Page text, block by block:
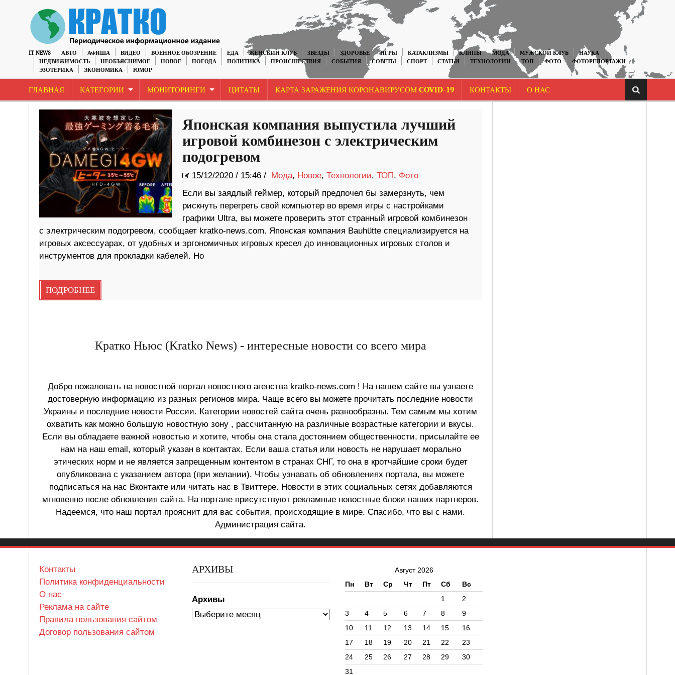
IT NEWS АВТО АФИША ВИДЕО ВОЕННОЕ ОБОЗРЕНИЕ ЕДА ЖЕНСКИЙ КЛУБ ЗВЕЗДЫ ЗДОРОВЬЕ ИГРЫ КАТАКЛИЗМЫ КЛИПЫ МОДА МУЖСКОЙ КЛУБ
НАУКА
НЕДВИЖИМОСТЬ
НЕОБЪЯСНИМОЕ НОВОЕ ПОГОДА ПОЛИТИКА ПРОИСШЕСТВИЯ СОБЫТИЯ СОВЕТЫ СПОРТ СТАТЬИ ТЕХНОЛОГИИ ТОП ФОТО
ФОТОРЕПОРТАЖИ
ЭЗОТЕРИКА
ЭКОНОМИКА ЮМОР
ГЛАВНАЯ КАТЕГОРИИ МОНИТОРИНГИ ЦИТАТЫ КАРТА ЗАРАЖЕНИЯ КОРОНАВИРУСОМ COVID-19 КОНТАКТЫ О НАС
Японская компания выпустила лучший
игровой комбинезон с электрическим
подогревом
15/12/2020/ 15:46 / Мода, Новое, Технологии, ТОП, Фото
Если вы заядлый геймер, который предпочел бы замерзнуть, чем
рискнуть перегреть свой компьютер во время игры с настройками
графики Ultra, вы можете проверить этот странный игровой комбинезон
с электрическим подогревом, сообщает kratko-news.com. Японская компания Bauhütte специализируется на
игровых аксессуарах, от удобных и эргономичных игровых кресел до инновационных игровых столов и
инструментов для прокладки кабелей. Но
ПОДРОБНЕЕ
Кратко Ньюс (Kratko News) - интересные новости со всего мира
Добро пожаловать на новостной портал новостного агенства kratko-news.com ! На нашем сайте вы узнаете
достоверную информацию из разных регионов мира. Чаще всего вы можете прочитать последние новости
Украины и последние новости России. Категории новостей сайта очень разнообразны. Тем самым мы хотим
охватить как можно большую новостную зону , рассчитанную на различные возрастные категории и вкусы.
Если вы обладаете важной новостью и хотите, чтобы она стала достоянием общественности, присылайте ее
нам на наш email, который указан в контактах. Если ваша статья или новость не нарушает морально
этических норм и не является запрещенным контентом в странах СНГ, то она в кротчайшие сроки будет
опубликована с указанием автора (при желании). Чтобы узнавать об обновлениях портала, вы можете
подписаться на нас Вконтакте или читать нас в Твиттере. Новости в этих социальных сетях добавляются
мгновенно после обновления сайта. На портале присутствуют рекламные новостные блоки наших партнеров.
Надеемся, что наш портал прояснит для вас события, происходящие в мире. Спасибо, что вы с нами.
Администрация сайта.
Контакты
Политика конфиденциальности
О нас
Реклама на сайте
Правила пользования сайтом
Договор пользования сайтом
АРХИВЫ
Архивы
Август 2026
Пн
Вт Ср Чт Пт Сб
Вс
1
2
3
4 5 6 7 8
9
10
11 12 13 14 15
16
17
18 19 20 21 22
23
24
25 26 27 28 29
30
31